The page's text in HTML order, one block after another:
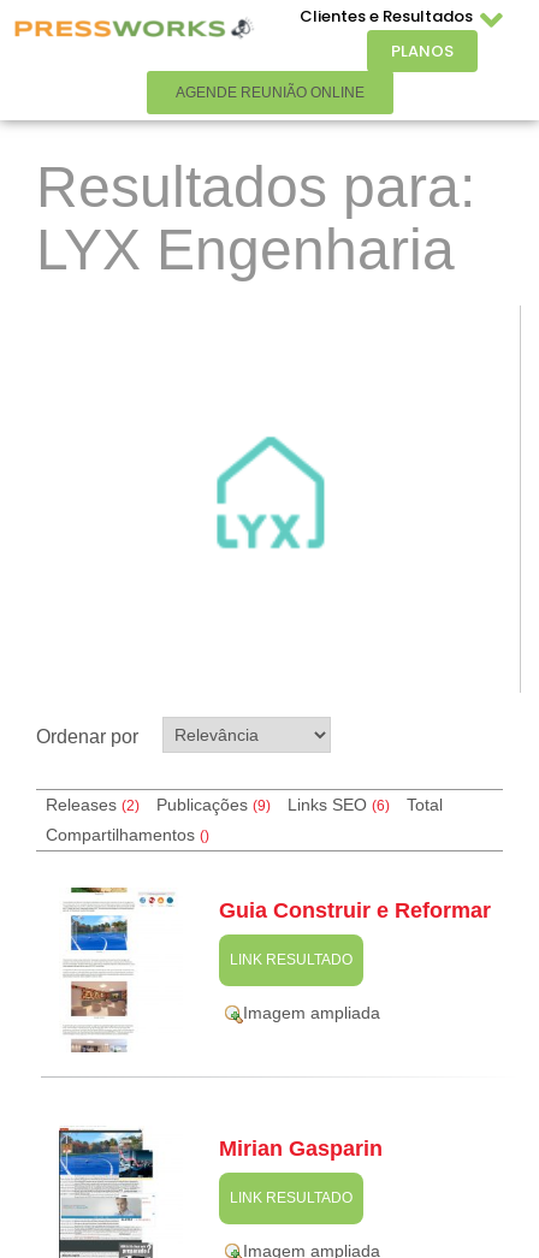
Clientes e Resultados
PLANOS
AGENDE REUNIÃO ONLINE
Resultados para:
LYX Engenharia
Ordenar por
Releases (2) Publicações (9) Links SEO (6)
Total
Compartilhamentos ()
Guia Construir e Reformar
LINK RESULTADO
Imagem ampliada
Mirian Gasparin
LINK RESULTADO
Imagem ampliada